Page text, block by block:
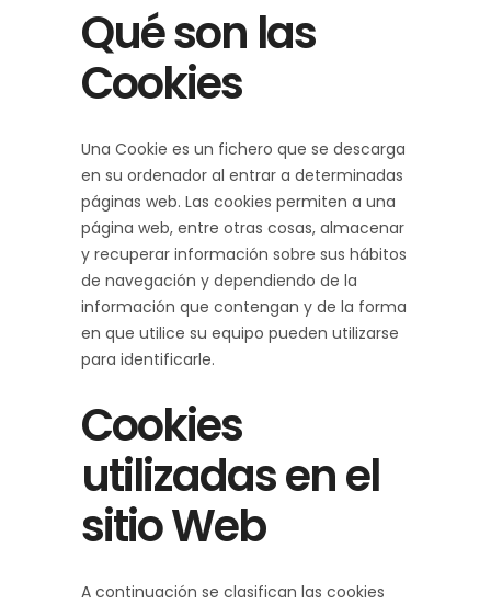
Qué son las
Cookies
Una Cookie es un fichero que se descarga
en su ordenador al entrar a determinadas
páginas web. Las cookies permiten a una
página web, entre otras cosas, almacenar
y recuperar información sobre sus hábitos
de navegación y dependiendo de la
información que contengan y de la forma
en que utilice su equipo pueden utilizarse
para identificarle.
Cookies
utilizadas en el
sitio Web
A continuación se clasifican las cookies